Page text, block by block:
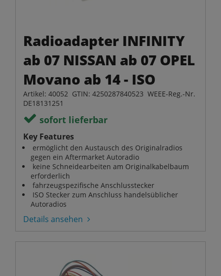
Radioadapter INFINITY
ab 07 NISSAN ab 07 OPEL
Movano ab 14 - ISO
Artikel: 40052 GTIN: 4250287840523 WEEE-Reg.-Nr.
DE18131251
sofort lieferbar
Key Features
ermöglicht den Austausch des Originalradios
gegen ein Aftermarket Autoradio
keine Schneidearbeiten am Originalkabelbaum
erforderlich
fahrzeugspezifische Anschlusstecker
ISO Stecker zum Anschluss handelsüblicher
Autoradios
Details ansehen